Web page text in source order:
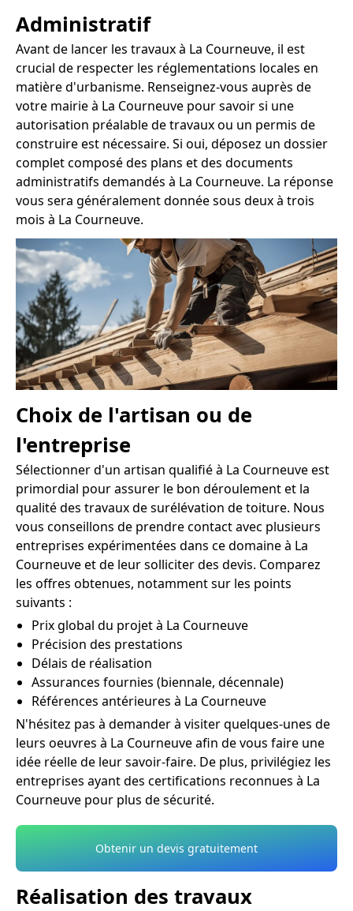
Administratif
Avant de lancer les travaux à La Courneuve, il est
crucial de respecter les réglementations locales en
matière d'urbanisme. Renseignez-vous auprès de
votre mairie à La Courneuve pour savoir si une
autorisation préalable de travaux ou un permis de
construire est nécessaire. Si oui, déposez un dossier
complet composé des plans et des documents
administratifs demandés à La Courneuve. La réponse
vous sera généralement donnée sous deux à trois
mois à La Courneuve.
Choix de l'artisan ou de
l'entreprise
Sélectionner d'un artisan qualifié à La Courneuve est
primordial pour assurer le bon déroulement et la
qualité des travaux de surélévation de toiture. Nous
vous conseillons de prendre contact avec plusieurs
entreprises expérimentées dans ce domaine à La
Courneuve et de leur solliciter des devis. Comparez
les offres obtenues, notamment sur les points
suivants :
Prix global du projet à La Courneuve
Précision des prestations
Délais de réalisation
Assurances fournies (biennale, décennale)
Références antérieures à La Courneuve
N'hésitez pas à demander à visiter quelques-unes de
leurs oeuvres à La Courneuve afin de vous faire une
idée réelle de leur savoir-faire. De plus, privilégiez les
entreprises ayant des certifications reconnues à La
Courneuve pour plus de sécurité.
Obtenir un devis gratuitement
Réalisation des travaux